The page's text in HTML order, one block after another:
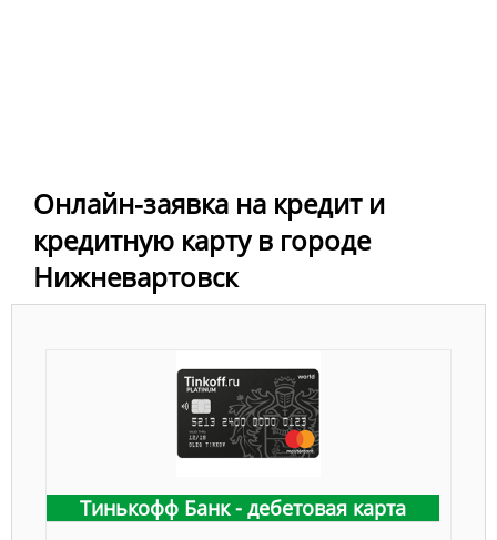
Онлайн-заявка на кредит и
кредитную карту в городе
Нижневартовск
Тинькофф Банк - дебетовая карта